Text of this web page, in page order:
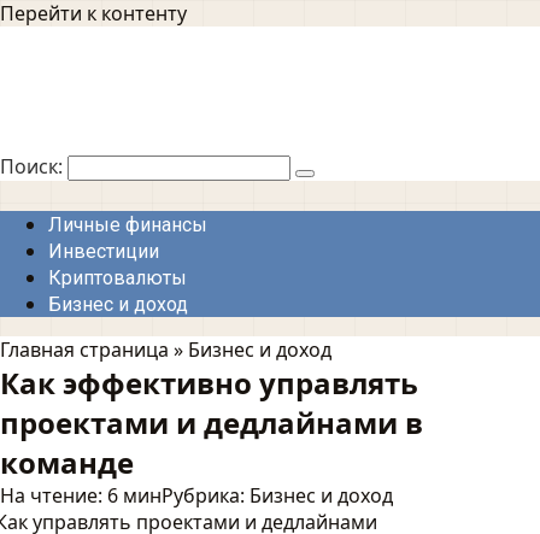
Перейти к контенту
Поиск:
Личные финансы
Инвестиции
Криптовалюты
Бизнес и доход
Главная страница » Бизнес и доход
Как эффективно управлять
проектами и дедлайнами в
команде
На чтение: 6 минРубрика: Бизнес и доход